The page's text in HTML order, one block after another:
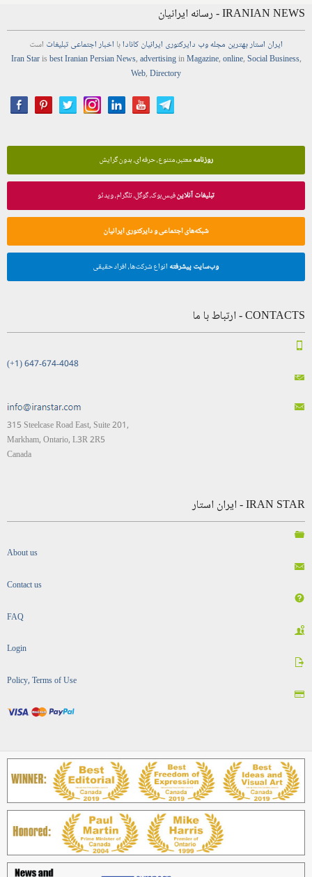
IRANIAN NEWS - رسانه ایرانیان
ایران استاربهترین مجلهوب دایرکتوری ایرانیان کانادابا اخباراجتماعیتبلیغات است
Iran Starisbest Iranian PersianNews,advertisinginMagazine,online,Social Business,
Web,Directory
روزنامهمعتبر، متنوع، حرفه‌ای، بدون گرایش
تبلیغات آنلاینفیس‌بوک، گوگل، تلگرام، ویدئو
شبکه‌های اجتماعی و دایرکتوری ایرانیان
وب‌سایت پیشرفته انواع شرکت‌ها، افراد حقیقی
CONTACTS - ارتباط با ما
(+1) 647-674-4048
315 Steelcase Road East, Suite 201,
Markham, Ontario, L3R 2R5
Canada
IRAN STAR - ایران استار
About us
Contact us
FAQ
Login
Policy, Terms of Use